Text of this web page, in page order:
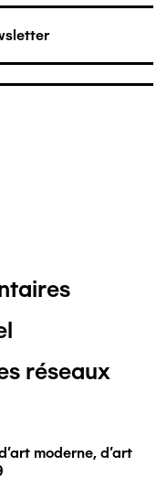
réseaux
moderne, d'art